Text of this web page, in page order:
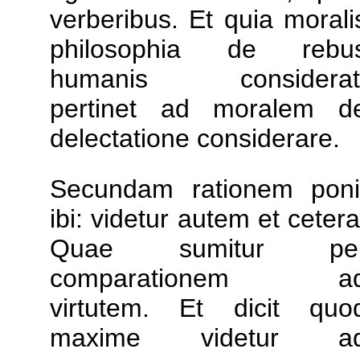
verberibus. Et quia
philosophia de
humanis
pertinet ad moralem
delectatione considerare.
Secundam rationem
ibi: videtur autem et
Quae sumitur
comparationem
virtutem. Et dicit
maxime videtur